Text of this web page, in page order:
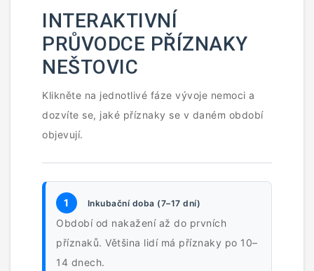
INTERAKTIVNÍ
PRŮVODCE PŘÍZNAKY
NEŠTOVIC
Klikněte na jednotlivé fáze vývoje nemoci a
dozvíte se, jaké příznaky se v daném období
objevují.
1 Inkubační doba (7–17 dní)
Období od nakažení až do prvních
příznaků. Většina lidí má příznaky po 10–
14 dnech.